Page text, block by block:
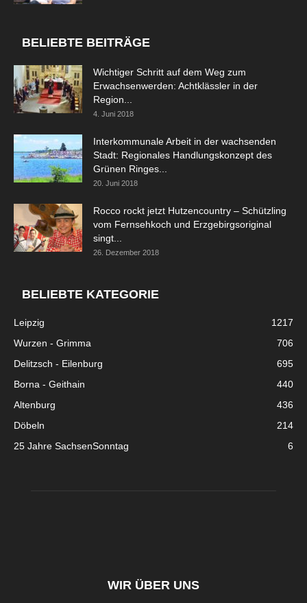
BELIEBTE BEITRÄGE
Wichtiger Schritt auf dem Weg zum
Erwachsenwerden: Achtklässler in der
Region...
4. Juni 2018
Interkommunale Arbeit in der wachsenden
Stadt: Regionales Handlungskonzept des
Grünen Ringes...
20. Juni 2018
Rocco rockt jetzt Hutzencountry – Schützling
vom Fernsehkoch und Erzgebirgsoriginal
singt...
26. Dezember 2018
BELIEBTE KATEGORIE
Leipzig
1217
Wurzen - Grimma
706
Delitzsch - Eilenburg
695
Borna - Geithain
440
Altenburg
436
Döbeln
214
25 Jahre SachsenSonntag
6
WIR ÜBER UNS